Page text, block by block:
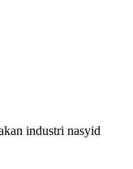
industri nasyid